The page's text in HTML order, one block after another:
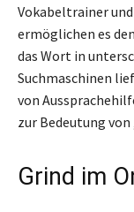
Vokabeltrainer
ermöglichen es
das Wort in
Suchmaschinen
von
zur Bedeutung von
Grind im